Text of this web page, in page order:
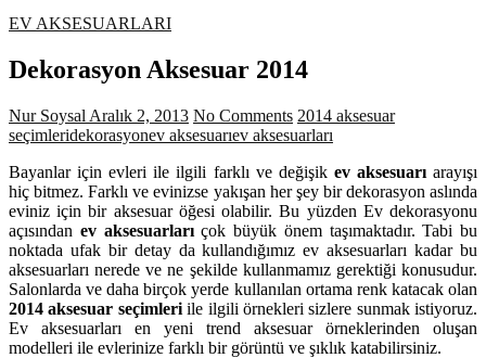
EV AKSESUARLARI
Dekorasyon Aksesuar 2014
Nur Soysal Aralık 2, 2013 No Comments 2014 aksesuar
seçimleridekorasyonev aksesuarıev aksesuarları
Bayanlar için evleri ile ilgili farklı ve değişik ev aksesuarıarayışı
hiç bitmez. Farklı ve evinizse yakışan her şey bir dekorasyon aslında
eviniz için bir aksesuar öğesi olabilir. Bu yüzden Ev dekorasyonu
açısından ev aksesuarlarıçok büyük önem taşımaktadır. Tabi bu
noktada ufak bir detay da kullandığımız ev aksesuarları kadar bu
aksesuarları nerede ve ne şekilde kullanmamız gerektiği konusudur.
Salonlarda ve daha birçok yerde kullanılan ortama renk katacak olan
2014 aksesuar seçimleriile ilgili örnekleri sizlere sunmak istiyoruz.
Ev aksesuarları en yeni trend aksesuar örneklerinden oluşan
modelleri ile evlerinize farklı bir görüntü ve şıklık katabilirsiniz.